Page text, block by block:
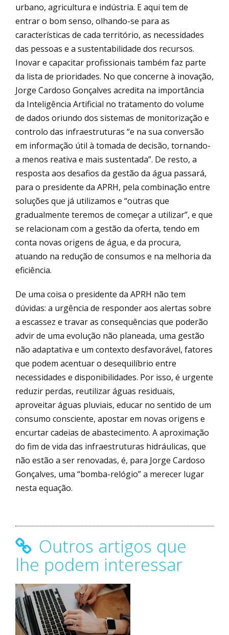
urbano, agricultura e indústria. E aqui tem de
entrar o bom senso, olhando-se para as
características de cada território, as necessidades
das pessoas e a sustentabilidade dos recursos.
Inovar e capacitar profissionais também faz parte
da lista de prioridades. No que concerne à inovação,
Jorge Cardoso Gonçalves acredita na importância
da Inteligência Artificial no tratamento do volume
de dados oriundo dos sistemas de monitorização e
controlo das infraestruturas “e na sua conversão
em informação útil à tomada de decisão, tornando-
a menos reativa e mais sustentada”. De resto, a
resposta aos desafios da gestão da água passará,
para o presidente da APRH, pela combinação entre
soluções que já utilizamos e “outras que
gradualmente teremos de começar a utilizar”, e que
se relacionam com a gestão da oferta, tendo em
conta novas origens de água, e da procura,
atuando na redução de consumos e na melhoria da
eficiência.
De uma coisa o presidente da APRH não tem
dúvidas: a urgência de responder aos alertas sobre
a escassez e travar as consequências que poderão
advir de uma evolução não planeada, uma gestão
não adaptativa e um contexto desfavorável, fatores
que podem acentuar o desequilíbrio entre
necessidades e disponibilidades. Por isso, é urgente
reduzir perdas, reutilizar águas residuais,
aproveitar águas pluviais, educar no sentido de um
consumo consciente, apostar em novas origens e
encurtar cadeias de abastecimento. A aproximação
do fim de vida das infraestruturas hidráulicas, que
não estão a ser renovadas, é, para Jorge Cardoso
Gonçalves, uma “bomba-relógio” a merecer lugar
nesta equação.
Outros artigos que
lhe podem interessar